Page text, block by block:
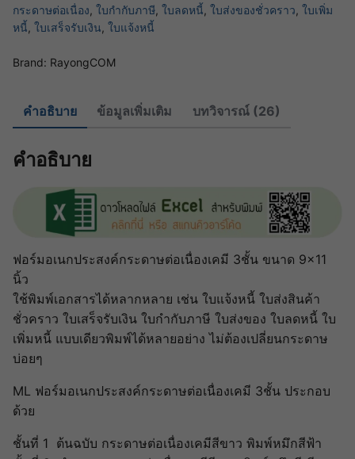
ชิ้น
กระดาษต่อเนื่อง, ใบกำกับภาษี, ใบลดหนี้, ใบส่งของชั่วคราว, ใบเพิ่ม
หนี้, ใบเสร็จรับเงิน, ใบแจ้งหนี้
Brand: RayongCOM
คำอธิบาย ข้อมูลเพิ่มเติม บทวิจารณ์ (26)
คำอธิบาย
ฟอร์มอเนกประสงค์กระดาษต่อเนื่องเคมี 3ชั้น ขนาด 9×11
นิ้ว
ใช้พิมพ์เอกสารได้หลากหลาย เช่น ใบแจ้งหนี้ ใบส่งสินค้า
ชั่วคราว ใบเสร็จรับเงิน ใบกำกับภาษี ใบส่งของ ใบลดหนี้ ใบ
เพิ่มหนี้ แบบเดียวพิมพ์ได้หลายอย่าง ไม่ต้องเปลี่ยนกระดาษ
บ่อยๆ
ML ฟอร์มอเนกประสงค์กระดาษต่อเนื่องเคมี 3ชั้น ประกอบ
ด้วย
ชั้นที่ 1 ต้นฉบับ กระดาษต่อเนื่องเคมีสีขาว พิมพ์หมึกสีฟ้า